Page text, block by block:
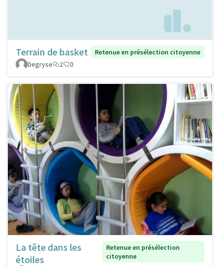
Terrain de basket
Retenue en présélection citoyenne
Degryse
2 0
La tête dans les
étoiles
Retenue en présélection
citoyenne